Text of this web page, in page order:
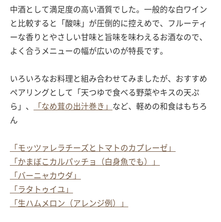
中酒として満足度の高い酒質でした。一般的な白ワイン
と比較すると「酸味」が圧倒的に控えめで、フルーティ
ーな香りとやさしい甘味と旨味を味わえるお酒なので、
よく合うメニューの幅が広いのが特長です。
いろいろなお料理と組み合わせてみましたが、おすすめ
ペアリングとして「天つゆで食べる野菜やキスの天ぷ
ら」、
「なめ茸の出汁巻き」 など、軽めの和食はもちろ
ん
「モッツァレラチーズとトマトのカプレーゼ」
「かまぼこカルパッチョ（白身魚でも）」
「バーニャカウダ」
「ラタトゥイユ」
「生ハムメロン（アレンジ例）」